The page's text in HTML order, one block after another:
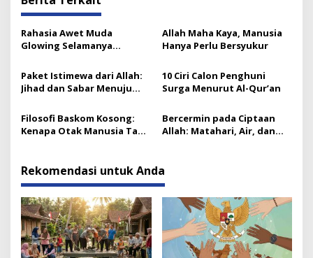
Rahasia Awet Muda
Glowing Selamanya
Allah Maha Kaya, Manusia
Hanya Perlu Bersyukur
Paket Istimewa dari Allah:
Jihad dan Sabar Menuju
10 Ciri Calon Penghuni
Surga Menurut Al-Qur’an
Filosofi Baskom Kosong:
Kenapa Otak Manusia Tak
Bercermin pada Ciptaan
Allah: Matahari, Air, dan
Rekomendasi untuk Anda